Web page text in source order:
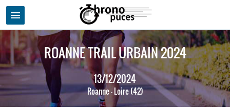
menu
ROANNE TRAIL URBAIN 2024
13/12/2024
Roanne - Loire (42)